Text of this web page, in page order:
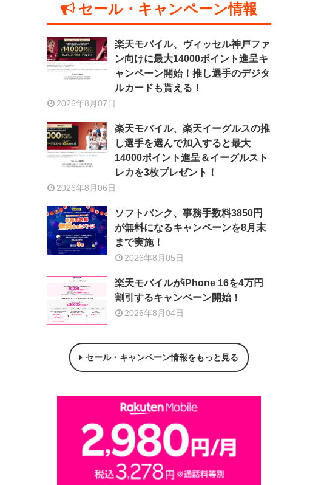
セール・キャンペーン情報
楽天モバイル、ヴィッセル神戸ファ
ン向けに最大14000ポイント進呈キ
ャンペーン開始！推し選手のデジタ
ルカードも貰える！
2026年8月07日
楽天モバイル、楽天イーグルスの推
し選手を選んで加入すると最大
14000ポイント進呈＆イーグルスト
レカを3枚プレゼント！
2026年8月06日
ソフトバンク、事務手数料3850円
が無料になるキャンペーンを8月末
まで実施！
2026年8月05日
楽天モバイルがiPhone 16を4万円
割引するキャンペーン開始！
2026年8月04日
セール・キャンペーン情報をもっと見る